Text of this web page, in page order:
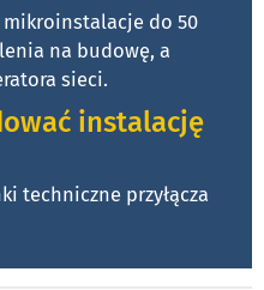
mikroinstalacje do 50
na budowę, a
sieci.
instalację
techniczne przyłącza